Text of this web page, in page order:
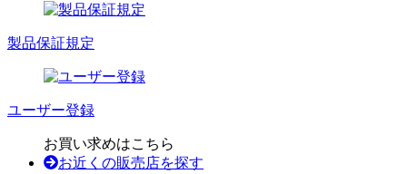
製品保証規定
ユーザー登録
お買い求めはこちら
お近くの販売店を探す